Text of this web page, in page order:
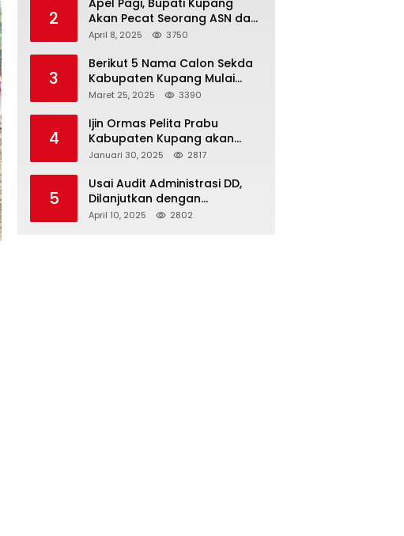
2
Apel Pagi, Bupati Kupang
Akan Pecat Seorang ASN dan
Kepala Desa
April 8, 2025 3750
3
Berikut 5 Nama Calon Sekda
Kabupaten Kupang Mulai
Muncul
Maret 25, 2025 3390
4
Ijin Ormas Pelita Prabu
Kabupaten Kupang akan
Dicabut
Januari 30, 2025 2817
5
Usai Audit Administrasi DD,
Dilanjutkan dengan
Pemeriksaan Fisik
April 10, 2025 2802